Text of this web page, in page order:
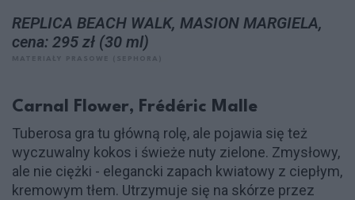
REPLICA BEACH WALK, MASION MARGIELA,
cena: 295 zł (30 ml)
Carnal Flower, Frédéric Malle
Tuberosa gra tu główną rolę, ale pojawia się też
wyczuwalny kokos i świeże nuty zielone. Zmysłowy,
ale nie ciężki - elegancki zapach kwiatowy z ciepłym,
kremowym tłem. Utrzymuje się na skórze przez